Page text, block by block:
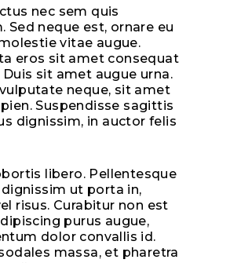
nec sem quis
Sed neque est, ornare eu
vitae augue.
eros sit amet consequat
sit amet augue urna.
neque, sit amet
Suspendisse sagittis
dignissim, in auctor felis
libero. Pellentesque
dignissim ut porta in,
risus. Curabitur non est
purus augue,
dolor convallis id.
massa, et pharetra